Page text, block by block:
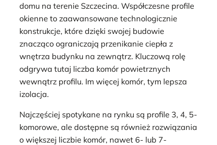
domu na terenie Szczecina. Współczesne profile
okienne to zaawansowane technologicznie
konstrukcje, które dzięki swojej budowie
znacząco ograniczają przenikanie ciepła z
wnętrza budynku na zewnątrz. Kluczową rolę
odgrywa tutaj liczba komór powietrznych
wewnątrz profilu. Im więcej komór, tym lepsza
izolacja.
Najczęściej spotykane na rynku są profile 3, 4, 5-
komorowe, ale dostępne są również rozwiązania
o większej liczbie komór, nawet 6- lub 7-